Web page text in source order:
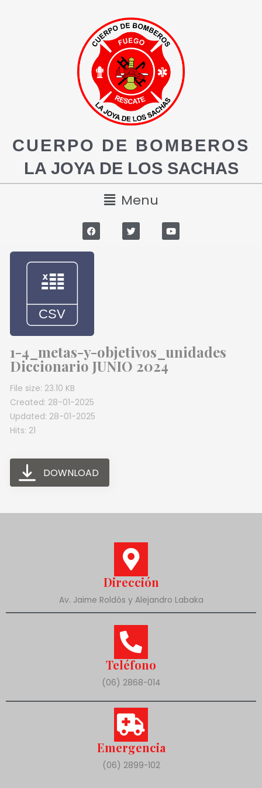
CUERPO DE BOMBEROS
LA JOYA DE LOS SACHAS
Menu
1-4_metas-y-objetivos_unidades
Diccionario JUNIO 2024
File size: 23.10 KB
Created: 28-01-2025
Updated: 28-01-2025
Hits: 21
DOWNLOAD
Dirección
Av. Jaime Roldós y Alejandro Labaka
Teléfono
(06) 2868-014
Emergencia
(06) 2899-102